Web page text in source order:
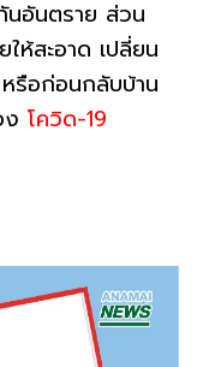
อันตราย ส่วน
ห้สะอาด เปลี่ยน
รือก่อนกลับบ้าน
ง โควิด-19